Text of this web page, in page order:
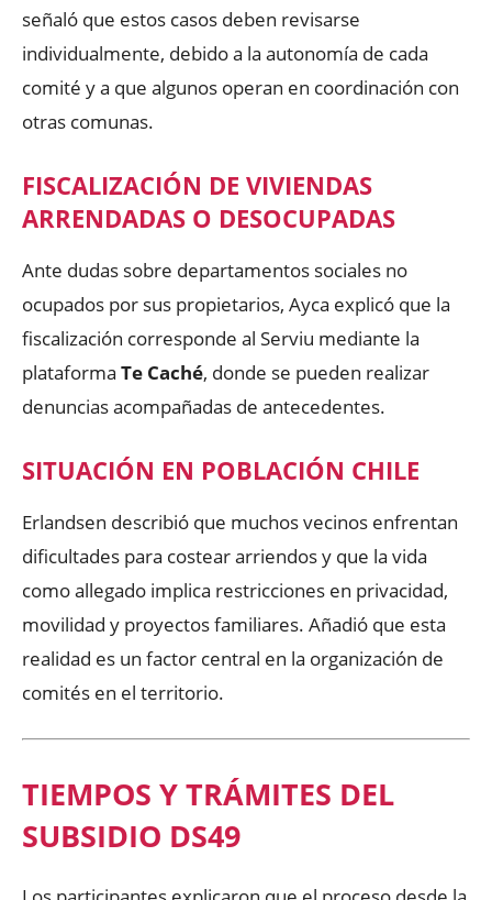
señaló que estos casos deben revisarse
individualmente, debido a la autonomía de cada
comité y a que algunos operan en coordinación con
otras comunas.
FISCALIZACIÓN DE VIVIENDAS
ARRENDADAS O DESOCUPADAS
Ante dudas sobre departamentos sociales no
ocupados por sus propietarios, Ayca explicó que la
fiscalización corresponde al Serviu mediante la
plataforma Te Caché, donde se pueden realizar
denuncias acompañadas de antecedentes.
SITUACIÓN EN POBLACIÓN CHILE
Erlandsen describió que muchos vecinos enfrentan
dificultades para costear arriendos y que la vida
como allegado implica restricciones en privacidad,
movilidad y proyectos familiares. Añadió que esta
realidad es un factor central en la organización de
comités en el territorio.
TIEMPOS Y TRÁMITES DEL
SUBSIDIO DS49